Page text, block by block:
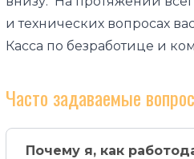
и технических вопросах
Касса по безработице и
Часто задаваемые
Почему я, как